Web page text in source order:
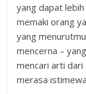
yang dapat
memaki orang
yang
mencerna –
mencari arti dari
merasa